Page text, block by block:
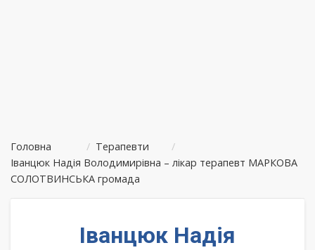
Головна / Терапевти
/
Іванцюк Надія Володимирівна – лікар терапевт МАРКОВА
СОЛОТВИНСЬКА громада
Іванцюк Надія